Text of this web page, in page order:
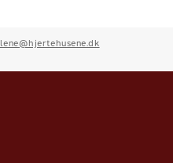
lene@hjertehusene.dk